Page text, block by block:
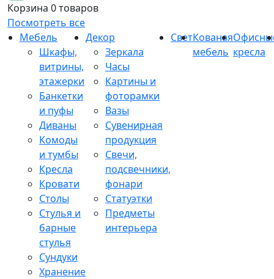
Корзина 0 товаров
Посмотреть все
Мебель
Шкафы,
витрины,
этажерки
Банкетки
и пуфы
Диваны
Комоды
и тумбы
Кресла
Кровати
Столы
Стулья и
барные
стулья
Сундуки
Хранение
Декор
Зеркала
Часы
Картины и
фоторамки
Вазы
Сувенирная
продукция
Свечи,
подсвечники,
фонари
Статуэтки
Предметы
интерьера
СветКованая
мебель кресла